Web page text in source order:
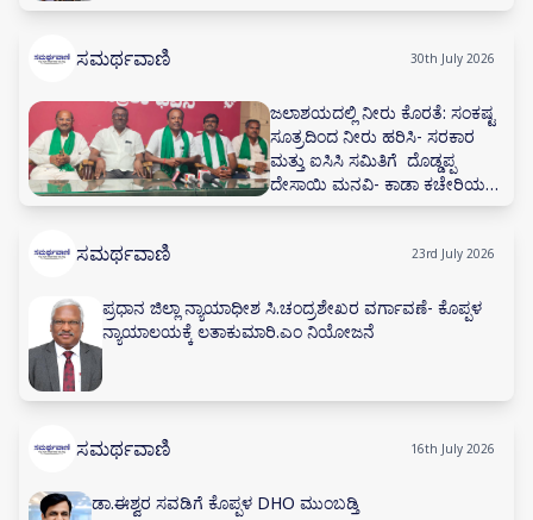
ಸಮರ್ಥವಾಣಿ 30th July 2026
ಜಲಾಶಯದಲ್ಲಿ ನೀರು ಕೊರತೆ: ಸಂಕಷ್ಟ
ಸೂತ್ರದಿಂದ ನೀರು ಹರಿಸಿ- ಸರಕಾರ
ಮತ್ತು ಐಸಿಸಿ ಸಮಿತಿಗೆ ದೊಡ್ಡಪ್ಪ
ದೇಸಾಯಿ ಮನವಿ- ಕಾಡಾ ಕಚೇರಿಯಲ್ಲಿ
ನೀರಾವರಿ ಸಲಹಾ ಸಮಿತಿ ಸಭೆ ನಡೆಸಲು
ಸಮರ್ಥವಾಣಿ 23rd July 2026
ಪ್ರಧಾನ ಜಿಲ್ಲಾ ನ್ಯಾಯಾಧೀಶ ಸಿ.ಚಂದ್ರಶೇಖರ ವರ್ಗಾವಣೆ- ಕೊಪ್ಪಳ
ನ್ಯಾಯಾಲಯಕ್ಕೆ ಲತಾಕುಮಾರಿ.ಎಂ ನಿಯೋಜನೆ
ಸಮರ್ಥವಾಣಿ 16th July 2026
ಡಾ.ಈಶ್ವರ ಸವಡಿಗೆ ಕೊಪ್ಪಳ DHO ಮುಂಬಡ್ತಿ